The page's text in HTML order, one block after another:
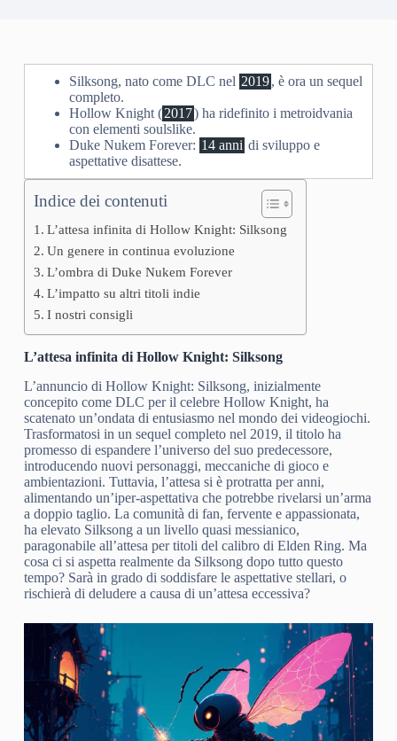
Silksong, nato come DLC nel 2019, è ora un sequel
completo.
Hollow Knight (2017) ha ridefinito i metroidvania
con elementi soulslike.
Duke Nukem Forever: 14 anni di sviluppo e
aspettative disattese.
Indice dei contenuti
L’attesa infinita di Hollow Knight: Silksong
Un genere in continua evoluzione
L’ombra di Duke Nukem Forever
L’impatto su altri titoli indie
I nostri consigli
L’attesa infinita di Hollow Knight: Silksong
L’annuncio di Hollow Knight: Silksong, inizialmente
concepito come DLC per il celebre Hollow Knight, ha
scatenato un’ondata di entusiasmo nel mondo dei videogiochi.
Trasformatosi in un sequel completo nel 2019, il titolo ha
promesso di espandere l’universo del suo predecessore,
introducendo nuovi personaggi, meccaniche di gioco e
ambientazioni. Tuttavia, l’attesa si è protratta per anni,
alimentando un’iper-aspettativa che potrebbe rivelarsi un’arma
a doppio taglio. La comunità di fan, fervente e appassionata,
ha elevato Silksong a un livello quasi messianico,
paragonabile all’attesa per titoli del calibro di Elden Ring. Ma
cosa ci si aspetta realmente da Silksong dopo tutto questo
tempo? Sarà in grado di soddisfare le aspettative stellari, o
rischierà di deludere a causa di un’attesa eccessiva?